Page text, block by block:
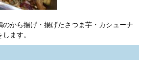
から揚げ・揚げたさつま芋・カシューナ
ます。